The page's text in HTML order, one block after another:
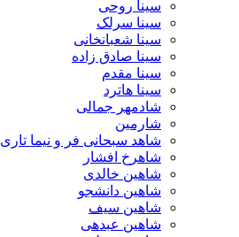
سینا روحی
سینا سرلک
سینا شعبانخانی
سینا صادق زاده
سینا مقدم
سینا هاترد
شادمهر جمالی
شارمین
شاهد سبحانی فر و نیما تاری
شاهرخ افشار
شاهین خالدی
شاهین دانشجو
شاهین سیف
شاهین عبدهی